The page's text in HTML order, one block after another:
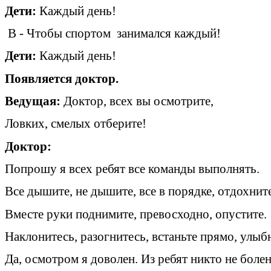
Дети: Каждый день!
В - Чтобы спортом занимался каждый!
Дети: Каждый день!
Появляется доктор.
Ведущая: Доктор, всех вы осмотрите,
Ловких, смелых отберите!
Доктор:
Попрошу я всех ребят все команды выполнять.
Все дышите, не дышите, все в порядке,
Вместе руки поднимите, превосходно, опустите.
Наклонитесь, разогнитесь, встаньте прямо,
Да, осмотром я доволен. Из ребят никто не